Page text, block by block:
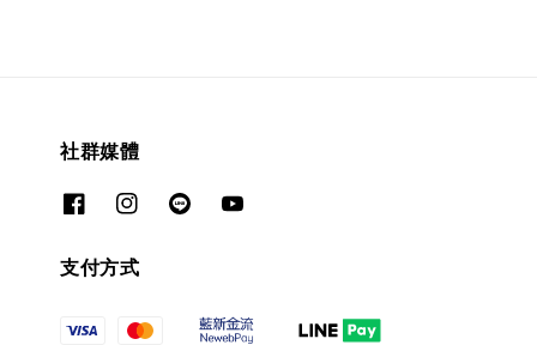
社群媒體
支付方式